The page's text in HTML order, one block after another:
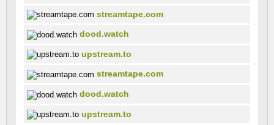
streamtape.com
dood.watch
upstream.to
streamtape.com
dood.watch
upstream.to